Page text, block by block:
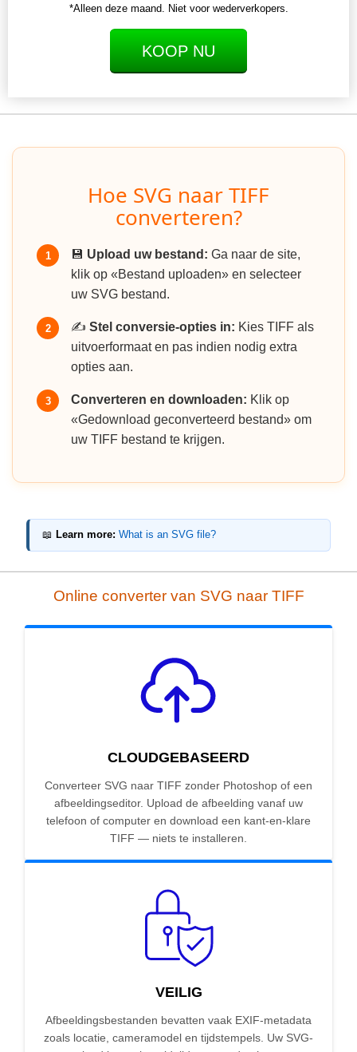
*Alleen deze maand. Niet voor wederverkopers.
KOOP NU
Hoe SVG naar TIFF
converteren?
1 💾 Upload uw bestand: Ga naar de site,
klik op «Bestand uploaden» en selecteer
uw SVG bestand.
2 ✍️ Stel conversie-opties in: Kies TIFF als
uitvoerformaat en pas indien nodig extra
opties aan.
3 Converteren en downloaden: Klik op
«Gedownload geconverteerd bestand» om
uw TIFF bestand te krijgen.
📖 Learn more: What is an SVG file?
Online converter van SVG naar TIFF
CLOUDGEBASEERD
Converteer SVG naar TIFF zonder Photoshop of een
afbeeldingseditor. Upload de afbeelding vanaf uw
telefoon of computer en download een kant-en-klare
TIFF — niets te installeren.
VEILIG
Afbeeldingsbestanden bevatten vaak EXIF-metadata
zoals locatie, cameramodel en tijdstempels. Uw SVG-